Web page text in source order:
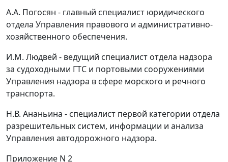
А.А. Погосян - главный специалист юридического
отдела Управления правового и административно-
хозяйственного обеспечения.
И.М. Людвей - ведущий специалист отдела надзора
за судоходными ГТС и портовыми сооружениями
Управления надзора в сфере морского и речного
транспорта.
Н.В. Ананьина - специалист первой категории отдела
разрешительных систем, информации и анализа
Управления автодорожного надзора.
Приложение N 2